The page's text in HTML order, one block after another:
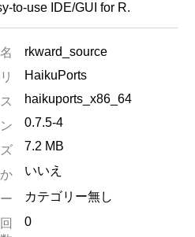
to-use IDE/GUI for R.
rkward_source
HaikuPorts
haikuports_x86_64
0.7.5-4
7.2 MB
いいえ
カテゴリー無し
0